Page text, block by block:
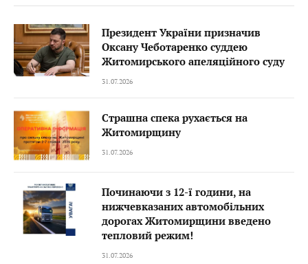
Президент України призначив
Оксану Чеботаренко суддею
Житомирського апеляційного суду
31.07.2026
Страшна спека рухається на
Житомирщину
31.07.2026
Починаючи з 12-ї години, на
нижчевказаних автомобільних
дорогах Житомирщини введено
тепловий режим!
31.07.2026